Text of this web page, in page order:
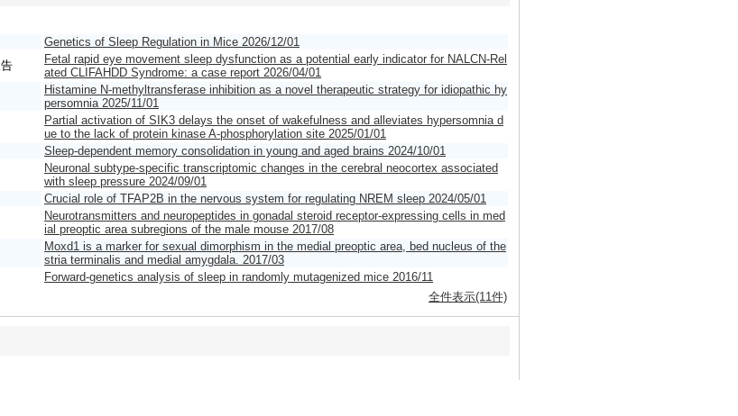
Genetics of Sleep Regulation in Mice 2026/12/01
告
Fetal rapid eye movement sleep dysfunction as a potential early indicator for NALCN-Rel
ated CLIFAHDD Syndrome: a case report 2026/04/01
Histamine N-methyltransferase inhibition as a novel therapeutic strategy for idiopathic hy
persomnia 2025/11/01
Partial activation of SIK3 delays the onset of wakefulness and alleviates hypersomnia d
ue to the lack of protein kinase A-phosphorylation site 2025/01/01
Sleep-dependent memory consolidation in young and aged brains 2024/10/01
Neuronal subtype-specific transcriptomic changes in the cerebral neocortex associated
with sleep pressure 2024/09/01
Crucial role of TFAP2B in the nervous system for regulating NREM sleep 2024/05/01
Neurotransmitters and neuropeptides in gonadal steroid receptor-expressing cells in med
ial preoptic area subregions of the male mouse 2017/08
Moxd1 is a marker for sexual dimorphism in the medial preoptic area, bed nucleus of the
stria terminalis and medial amygdala. 2017/03
Forward-genetics analysis of sleep in randomly mutagenized mice 2016/11
全件表示(11件)